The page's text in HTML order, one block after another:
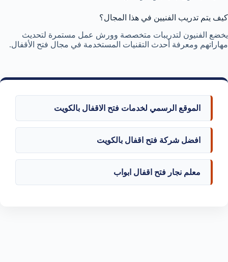
كيف يتم تدريب الفنيين في هذا المجال؟
يخضع الفنيون لتدريبات متخصصة وورش عمل مستمرة لتحديث
مهاراتهم ومعرفة أحدث التقنيات المستخدمة في مجال فتح الأقفال.
الموقع الرسمي لخدمات فتح الاقفال بالكويت
افضل شركة فتح اقفال بالكويت
معلم نجار فتح اقفال ابواب